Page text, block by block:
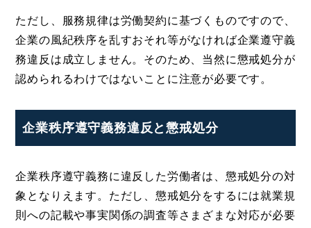
ただし、服務規律は労働契約に基づくものですので、
企業の風紀秩序を乱すおそれ等がなければ企業遵守義
務違反は成立しません。そのため、当然に懲戒処分が
認められるわけではないことに注意が必要です。
企業秩序遵守義務違反と懲戒処分
企業秩序遵守義務に違反した労働者は、懲戒処分の対
象となりえます。ただし、懲戒処分をするには就業規
則への記載や事実関係の調査等さまざまな対応が必要